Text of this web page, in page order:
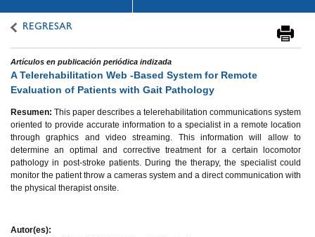
REGRESAR
Artículos en publicación periódica indizada
A Telerehabilitation Web -Based System for Remote
Evaluation of Patients with Gait Pathology
Resumen: This paper describes a telerehabilitation communications system
oriented to provide accurate information to a specialist in a remote location
through graphics and video streaming. This information will allow to
determine an optimal and corrective treatment for a certain locomotor
pathology in post-stroke patients. During the therapy, the specialist could
monitor the patient throw a cameras system and a direct communication with
the physical therapist onsite.
Autor(es):